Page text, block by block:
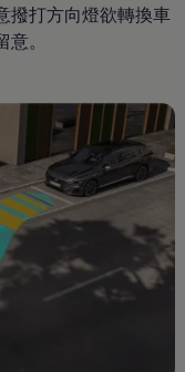
撥打方向燈欲轉換車
。